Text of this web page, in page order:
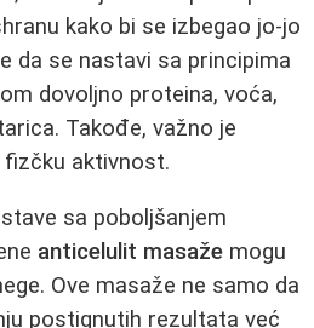
kako bi se izbegao jo-jo
da se nastavi sa principima
dovoljno proteina, voća,
Takođe, važno je
aktivnost.
sa poboljšanjem
anticelulit masaže mogu
Ove masaže ne samo da
postignutih rezultata već